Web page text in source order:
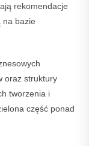
rekomendacje
na bazie
oraz struktury
tworzenia i
część ponad